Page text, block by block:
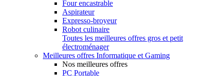
Four encastrable
Aspirateur
Expresso-broyeur
Robot culinaire
Toutes les meilleures offres gros et petit
électroménager
Meilleures offres Informatique et Gaming
Nos meilleures offres
PC Portable